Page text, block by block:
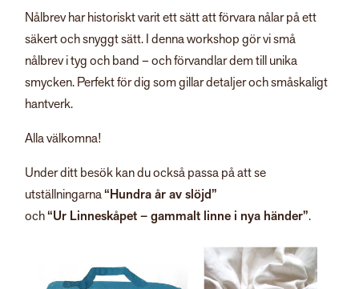
Nålbrev har historiskt varit ett sätt att förvara nålar på ett
säkert och snyggt sätt. I denna workshop gör vi små
nålbrev i tyg och band – och förvandlar dem till unika
smycken. Perfekt för dig som gillar detaljer och småskaligt
hantverk.
Alla välkomna!
Under ditt besök kan du också passa på att se
utställningarna“Hundra år av slöjd”
och“Ur Linneskåpet – gammalt linne i nya händer”.